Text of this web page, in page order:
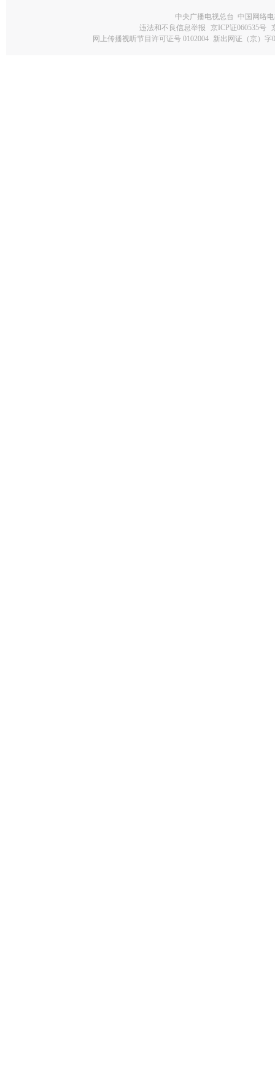
中央广播电视总台 中国网络
违法和不良信息举报
京ICP证060535号
网上传播视听节目许可证号 0102004 新出网证（京）